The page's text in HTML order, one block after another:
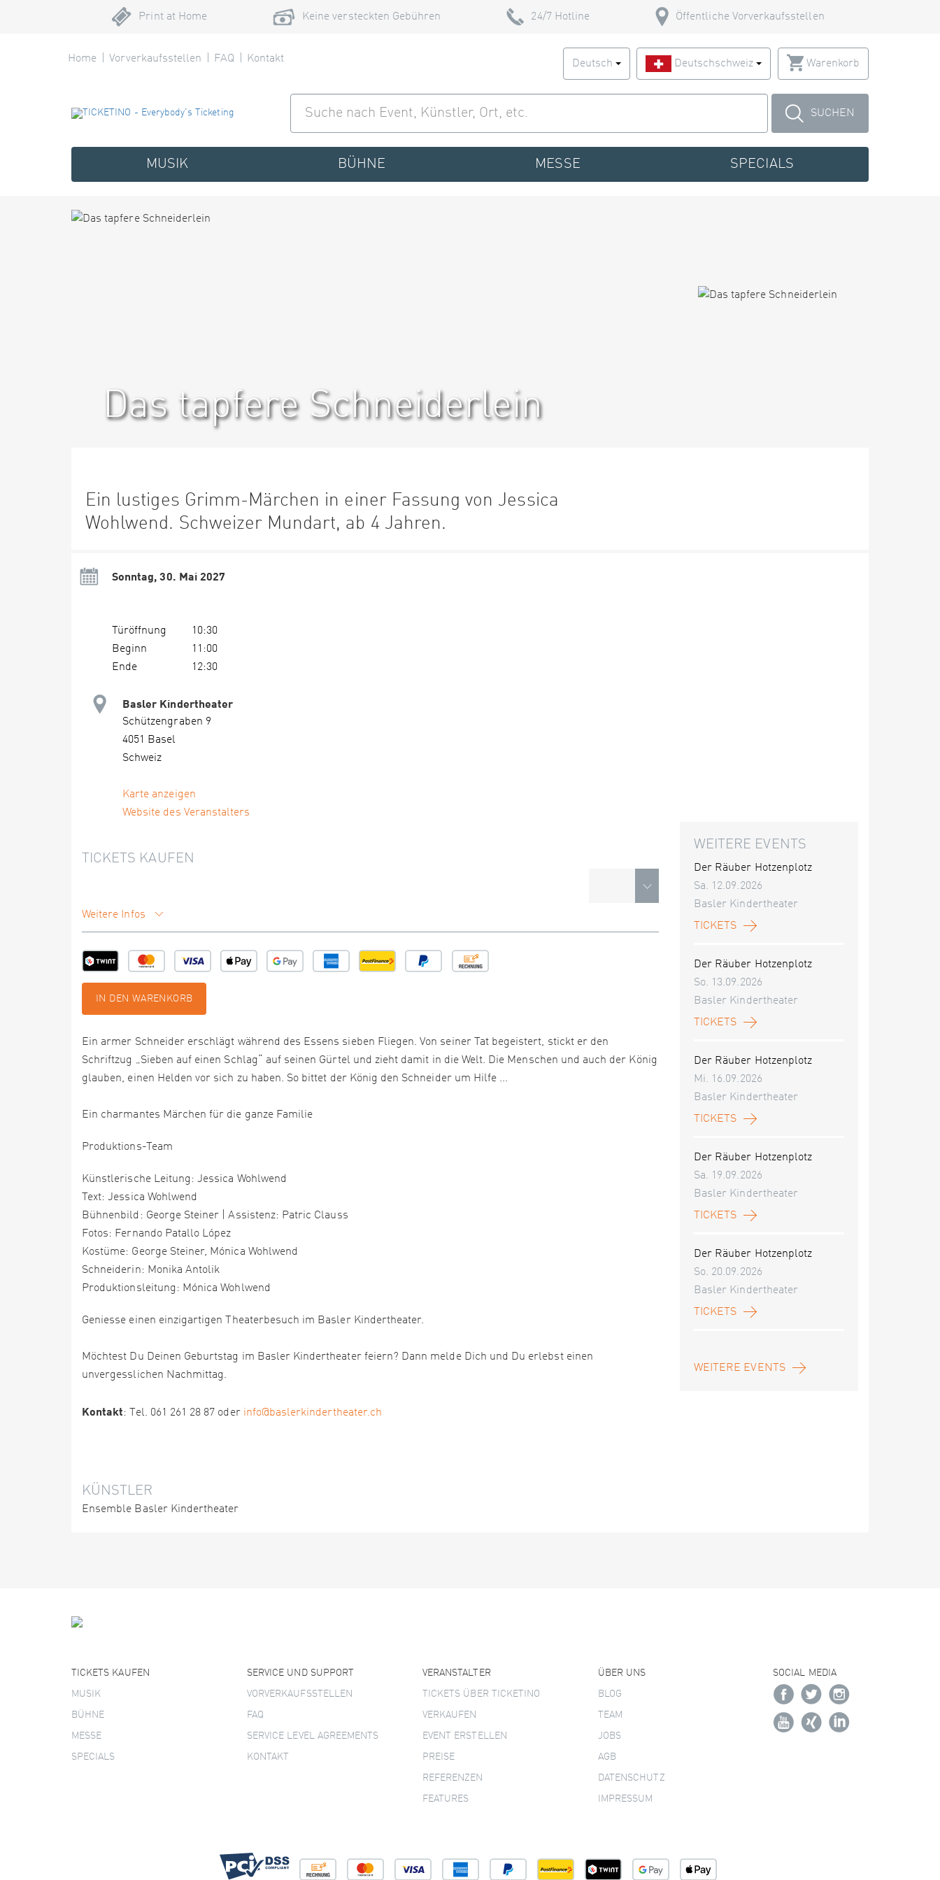
Print at Home Keine versteckten Gebühren 24/7 Hotline Öffentliche Vorverkaufsstellen
Home Vorverkaufsstellen FAQ Kontakt Deutsch Deutschschweiz Warenkorb
SUCHEN
MUSIK BÜHNE MESSE SPECIALS
Das tapfere Schneiderlein
Ein lustiges Grimm-Märchen in einer Fassung von Jessica
Wohlwend. Schweizer Mundart, ab 4 Jahren.
Sonntag, 30. Mai 2027
Türöffnung
10:30
Beginn
11:00
Ende
12:30
Basler Kindertheater
Schützengraben 9
4051 Basel
Schweiz
Karte anzeigen
Website des Veranstalters
TICKETS KAUFEN
Weitere Infos
IN DEN WARENKORB
Ein armer Schneider erschlägt während des Essens sieben Fliegen. Von seiner Tat begeistert, stickt er den
Schriftzug „Sieben auf einen Schlag“ auf seinen Gürtel und zieht damit in die Welt. Die Menschen und auch der König
glauben, einen Helden vor sich zu haben. So bittet der König den Schneider um Hilfe ...
Ein charmantes Märchen für die ganze Familie
Produktions-Team
Künstlerische Leitung: Jessica Wohlwend
Text: Jessica Wohlwend
Bühnenbild: George Steiner | Assistenz: Patric Clauss
Fotos: Fernando Patallo López
Kostüme: George Steiner, Mónica Wohlwend
Schneiderin: Monika Antolik
Produktionsleitung: Mónica Wohlwend
Geniesse einen einzigartigen Theaterbesuch im Basler Kindertheater.
Möchtest Du Deinen Geburtstag im Basler Kindertheater feiern? Dann melde Dich und Du erlebst einen
unvergesslichen Nachmittag.
Kontakt: Tel. 061 261 28 87 oder info@baslerkindertheater.ch
KÜNSTLER
Ensemble Basler Kindertheater
WEITERE EVENTS
Der Räuber Hotzenplotz
Sa. 12.09.2026
Basler Kindertheater
TICKETS
Der Räuber Hotzenplotz
So. 13.09.2026
Basler Kindertheater
TICKETS
Der Räuber Hotzenplotz
Mi. 16.09.2026
Basler Kindertheater
TICKETS
Der Räuber Hotzenplotz
Sa. 19.09.2026
Basler Kindertheater
TICKETS
Der Räuber Hotzenplotz
So. 20.09.2026
Basler Kindertheater
TICKETS
WEITERE EVENTS
TICKETS KAUFEN
MUSIK
BÜHNE
MESSE
SPECIALS
SERVICE UND SUPPORT
VORVERKAUFSSTELLEN
FAQ
SERVICE LEVEL AGREEMENTS
KONTAKT
VERANSTALTER
TICKETS ÜBER TICKETINO
VERKAUFEN
EVENT ERSTELLEN
PREISE
REFERENZEN
FEATURES
ÜBER UNS
BLOG
TEAM
JOBS
AGB
DATENSCHUTZ
IMPRESSUM
SOCIAL MEDIA